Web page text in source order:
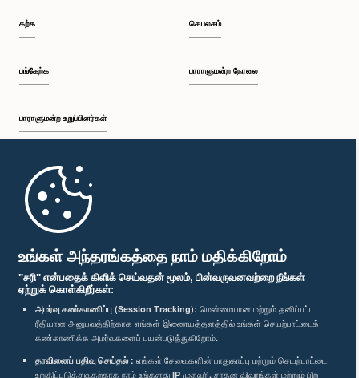
உங்கள் அந்தரங்கத்தை நாம் மதிக்கிறோம்
"சரி" என்பதைக் கிளிக் செய்வதன் மூலம், பின்வருவனவற்றை நீங்கள்
ஏற்றுக் கொள்கிறீர்கள்:
அமர்வு கண்காணிப்பு (Session Tracking): மென்மையான மற்றும் தனிப்பட்ட
ரீதியான அனுபவத்திற்காக எங்கள் இணையத்தளத்தில் உங்கள் செயற்பாட்டைக்
கண்காணிக்க அமர்வுகளைப் பயன்படுத்துகிறோம்.
தரவினைப் பதிவு செய்தல் : எங்கள் சேவைகளின் பாதுகாப்பு மற்றும் செயற்பாட்டை
உறுதிப்படுத்துவதற்காக நாம் உங்களது IP முகவரி, சாதன விவரங்கள் மற்றும் பிற
கற்க
பங்கேற்க
பாராளுமன்ற உறுப்பினர்கள்
முதற்பக்கம்
செயலகம்
பாராளுமன்ற நேரலை
பாராளுமன்ற கையடக்க செயலி
எம்மை பின்தொடர்க :
விருதுகள்